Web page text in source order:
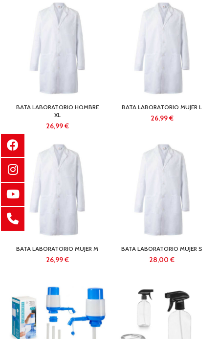
BATA LABORATORIO HOMBRE
XL
€
BATA LABORATORIO MUJER L
€
BATA LABORATORIO MUJER M
€
BATA LABORATORIO MUJER S
€